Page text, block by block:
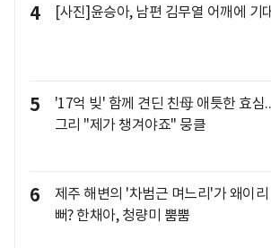
4 [사진]윤승아, 남편 김무열 어깨에 기
5
'17억 빚' 함께 견딘 친母 애틋한 효심
그리 "제가 챙겨야죠" 뭉클
6
제주 해변의 '차범근 며느리'가 왜이리
뻐? 한채아, 청량미 뿜뿜